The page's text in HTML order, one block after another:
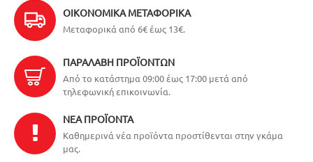
ΟΙΚΟΝΟΜΙΚΆ ΜΕΤΑΦΟΡΙΚΆ
Μεταφορικά από 6€ έως 13€.
ΠΑΡΑΛΑΒΉ ΠΡΟΪΌΝΤΩΝ
Από το κατάστημα 09:00 έως 17:00 μετά από
τηλεφωνική επικοινωνία.
ΝΈΑ ΠΡΟΪΌΝΤΑ
Καθημερινά νέα προϊόντα προστίθενται στην γκάμα
μας.